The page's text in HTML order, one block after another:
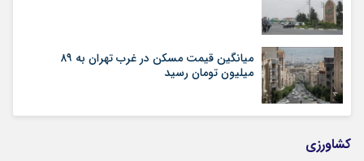
میانگین قیمت مسکن در غرب تهران به ۸۹
میلیون تومان رسید
کشاورزی